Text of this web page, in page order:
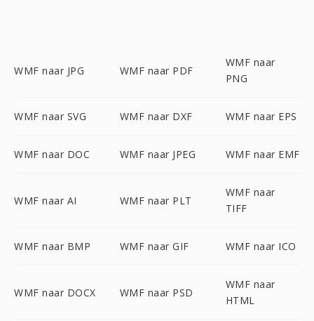
WMF naar JPG WMF naar PDF
WMF naar
PNG
WMF naar SVG WMF naar DXF WMF naar EPS
WMF naar DOC WMF naar JPEG WMF naar EMF
WMF naar AI WMF naar PLT
WMF naar
TIFF
WMF naar BMP WMF naar GIF WMF naar ICO
WMF naar DOCX WMF naar PSD
WMF naar
HTML